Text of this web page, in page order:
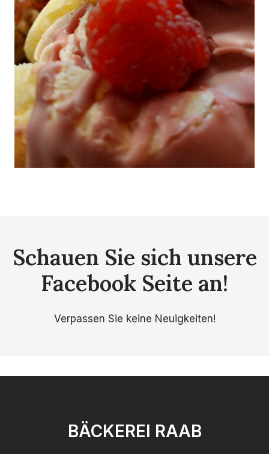
Schauen Sie sich unsere
Facebook Seite an!
Verpassen Sie keine Neuigkeiten!
BÄCKEREI RAAB